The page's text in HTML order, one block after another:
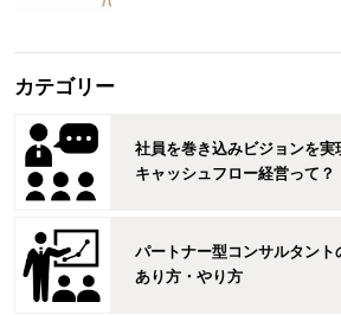
カテゴリー
社員を巻き込みビジョンを実
キャッシュフロー経営って？
パートナー型コンサルタント
あり方・やり方